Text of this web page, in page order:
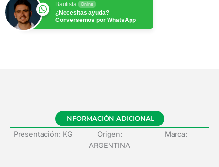
Bautista Online
¿Necesitas ayuda?
Conversemos por WhatsApp
INFORMACIÓN ADICIONAL
Presentación: KG
Origen:
ARGENTINA
Marca: